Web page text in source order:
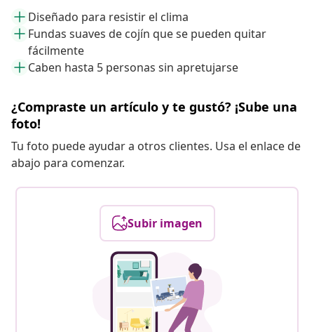
Diseñado para resistir el clima
Fundas suaves de cojín que se pueden quitar
fácilmente
Caben hasta 5 personas sin apretujarse
¿Compraste un artículo y te gustó? ¡Sube una
foto!
Tu foto puede ayudar a otros clientes. Usa el enlace de
abajo para comenzar.
Subir imagen